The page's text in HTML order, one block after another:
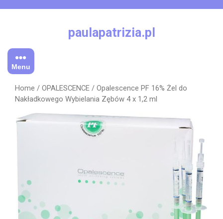
paulapatrizia.pl
Menu
Home / OPALESCENCE / Opalescence PF 16% Żel do
Nakładkowego Wybielania Zębów 4 x 1,2 ml